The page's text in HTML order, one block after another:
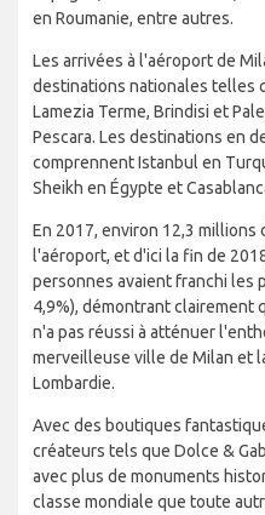
en Roumanie, entre autres.
Les arrivées à l'aéroport de
destinations nationales telles
Lamezia Terme, Brindisi et
Pescara. Les destinations en
comprennent Istanbul en
Sheikh en Égypte et
En 2017, environ 12,3 millions
l'aéroport, et d'ici la fin de
personnes avaient franchi les
4,9%), démontrant clairement
n'a pas réussi à atténuer
merveilleuse ville de Milan et
Lombardie.
Avec des boutiques
créateurs tels que Dolce &
avec plus de monuments
classe mondiale que toute